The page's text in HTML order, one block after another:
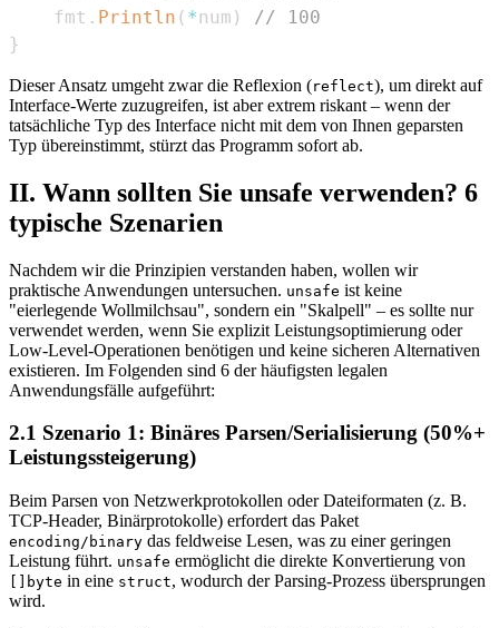
	fmt
. Println ( *num )
// 100
}
Dieser Ansatz umgeht zwar die Reflexion (reflect), um direkt auf
Interface-Werte zuzugreifen, ist aber extrem riskant – wenn der
tatsächliche Typ des Interface nicht mit dem von Ihnen geparsten
Typ übereinstimmt, stürzt das Programm sofort ab.
II. Wann sollten Sie unsafe verwenden? 6
typische Szenarien
Nachdem wir die Prinzipien verstanden haben, wollen wir
praktische Anwendungen untersuchen. unsafe ist keine
"eierlegende Wollmilchsau", sondern ein "Skalpell" – es sollte nur
verwendet werden, wenn Sie explizit Leistungsoptimierung oder
Low-Level-Operationen benötigen und keine sicheren Alternativen
existieren. Im Folgenden sind 6 der häufigsten legalen
Anwendungsfälle aufgeführt:
2.1 Szenario 1: Binäres Parsen/Serialisierung (50%+
Leistungssteigerung)
Beim Parsen von Netzwerkprotokollen oder Dateiformaten (z. B.
TCP-Header, Binärprotokolle) erfordert das Paket
encoding/binary das feldweise Lesen, was zu einer geringen
Leistung führt. unsafe ermöglicht die direkte Konvertierung von
[]byte in eine struct, wodurch der Parsing-Prozess übersprungen
wird.